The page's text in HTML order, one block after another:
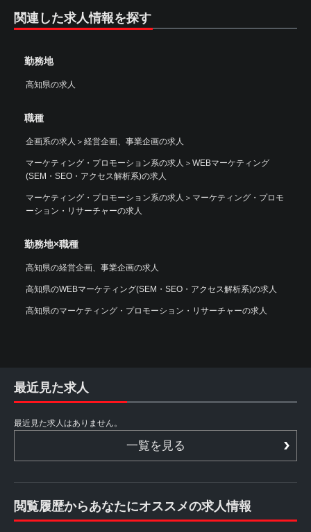
関連した求人情報を探す
勤務地
高知県の求人
職種
企画系の求人 ＞ 経営企画、事業企画の求人
マーケティング・プロモーション系の求人 ＞ WEBマーケティング
(SEM・SEO・アクセス解析系)の求人
マーケティング・プロモーション系の求人 ＞ マーケティング・プロモ
ーション・リサーチャーの求人
勤務地×職種
高知県の経営企画、事業企画の求人
高知県のWEBマーケティング(SEM・SEO・アクセス解析系)の求人
高知県のマーケティング・プロモーション・リサーチャーの求人
最近見た求人
最近見た求人はありません。
一覧を見る
閲覧履歴からあなたにオススメの求人情報